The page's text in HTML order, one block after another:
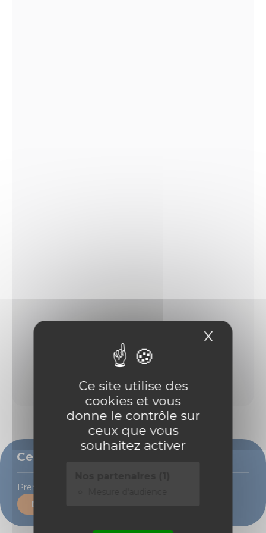
Ce site utilise des
cookies et vous
donne le contrôle sur
ceux que vous
souhaitez activer
X
Ce bien vous intéresse ?
Prenons rendez-vous pour une visite
Demande de contact